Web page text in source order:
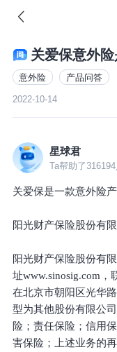

关爱保意外
意外险 产品问答
2022-10-14
星球君
Ta帮助了 316194
关爱保是一款意外险
阳光财产保险股份有
阳光财产保险股份有
址www.sinosig.com，
在北京市朝阳区光华
型为其他股份有限公
险；责任保险；信用
害保险；上述业务的